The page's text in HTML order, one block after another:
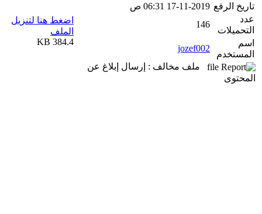
تاريخ الرفع 17-11-2019 06:31 ص
عدد
التحميلات
146
اسم
المستخدم
jozef002
ملف مخالف : إرسال إبلاغ عن
المحتوى
اضغط هنا لتنزيل
الملف
384.4 KB